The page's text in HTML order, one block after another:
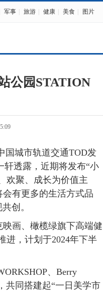
军事 旅游 健康 美食 图片
公园STATION
国城市轨道交通TOD发
轩透露，近期将发布“小
欢聚、成长为价值主
有更多的生活方式品
创。
画、橄榄绿旗下高端健
进，计划于2024年下半
、Berry
共同搭建起“一日美学市